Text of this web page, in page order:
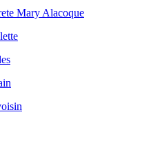
Mary Alacoque